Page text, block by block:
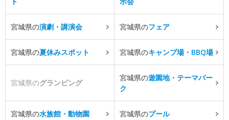
宮城県の演劇・講演会 宮城県のフェア
宮城県の夏休みスポット 宮城県のキャンプ場・BBQ場
宮城県のグランピング
宮城県の遊園地・テーマパー
ク
宮城県の水族館・動物園 宮城県のプール